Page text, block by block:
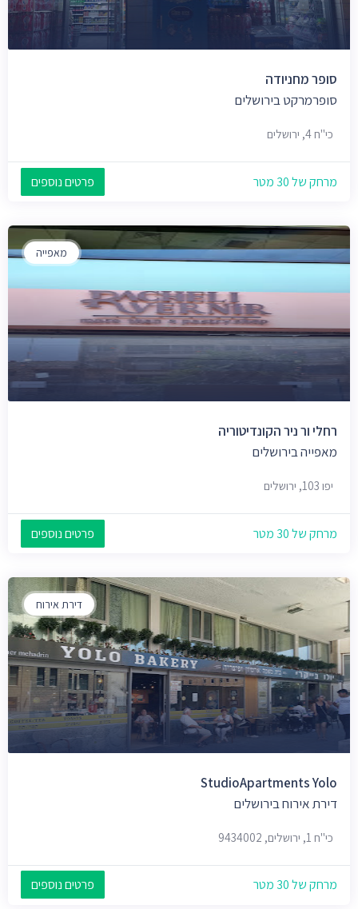
סופר מחניודה
סופרמרקט בירושלים
כי"ח 4, ירושלים
מרחק של 30 מטר פרטים נוספים
מאפייה
רחלי ור ניר הקונדיטוריה
מאפייה בירושלים
יפו 103, ירושלים
מרחק של 30 מטר פרטים נוספים
דירת אירוח
StudioApartments Yolo
דירת אירוח בירושלים
כי"ח 1, ירושלים, 9434002
מרחק של 30 מטר פרטים נוספים